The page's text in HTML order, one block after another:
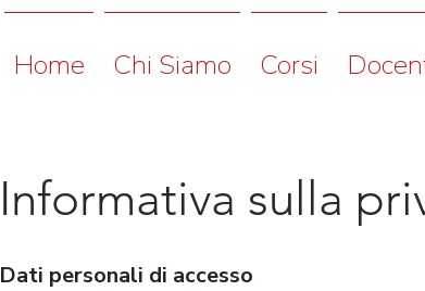
Home Chi Siamo Corsi
Informativa sulla
Dati personali di accesso